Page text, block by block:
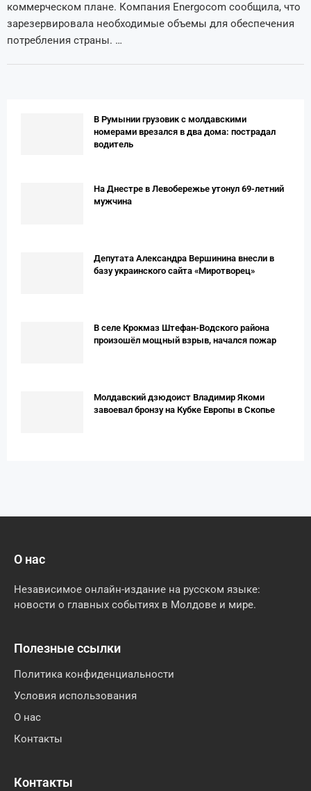
коммерческом плане. Компания Energocom сообщила, что
зарезервировала необходимые объемы для обеспечения
потребления страны. …
В Румынии грузовик с молдавскими
номерами врезался в два дома: пострадал
водитель
На Днестре в Левобережье утонул 69-летний
мужчина
Депутата Александра Вершинина внесли в
базу украинского сайта «Миротворец»
В селе Крокмаз Штефан-Водского района
произошёл мощный взрыв, начался пожар
Молдавский дзюдоист Владимир Якоми
завоевал бронзу на Кубке Европы в Скопье
О нас
Независимое онлайн-издание на русском языке:
новости о главных событиях в Молдове и мире.
Полезные ссылки
Политика конфиденциальности
Условия использования
О нас
Контакты
Контакты